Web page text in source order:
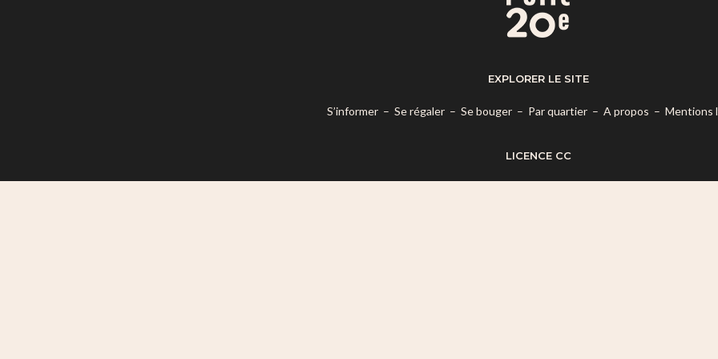
EXPLORER LE SITE
S’informer– Se régaler– Se bouger– Par quartier– A propos – Mentions
LICENCE CC